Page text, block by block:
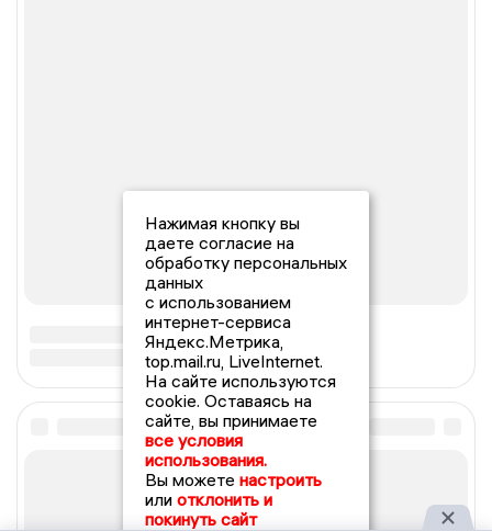
Нажимая кнопку вы
даете согласие на
обработку персональных
данных
с использованием
интернет-сервиса
Яндекс.Метрика,
top.mail.ru, LiveInternet.
На сайте используются
cookie. Оставаясь на
сайте, вы принимаете
все условия
использования.
Вы можете настроить
или отклонить и
покинуть сайт